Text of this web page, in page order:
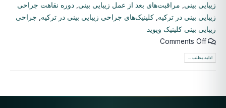
زیبایی بینی
مراقبت‌های بعد از عمل زیبایی بینی دوره نقاهت جراحی
زیبایی بینی در ترکیه کلینیک‌های جراحی زیبایی بینی در ترکیه
جراحی
زیبایی بینی کلینیک ویوید
Comments Off
ادامه مطلب ...